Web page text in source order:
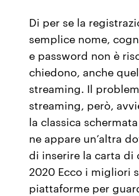
Di per se la
semplice nome,
e password non è
chiedono, anche
streaming. Il
streaming, però,
la classica
ne appare un’altra
di inserire la carta di
2020 Ecco i migliori
piattaforme per